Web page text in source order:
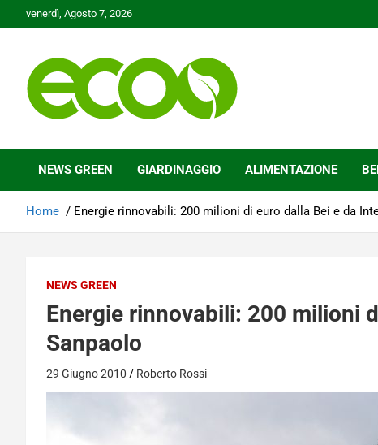
to
venerdì, Agosto 7, 2026
Ecoo.it
NEWS GREEN GIARDINAGGIO ALIMENTAZIONE
Home Energie rinnovabili: 200 milioni di euro dalla Bei e da
NEWS GREEN
Energie rinnovabili: 200 milioni
Sanpaolo
29 Giugno 2010 Roberto Rossi